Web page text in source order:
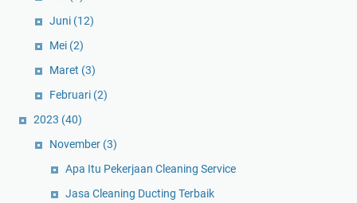
Juni (12)
Mei (2)
Maret (3)
Februari (2)
2023 (40)
November (3)
Apa Itu Pekerjaan Cleaning Service
Jasa Cleaning Ducting Terbaik